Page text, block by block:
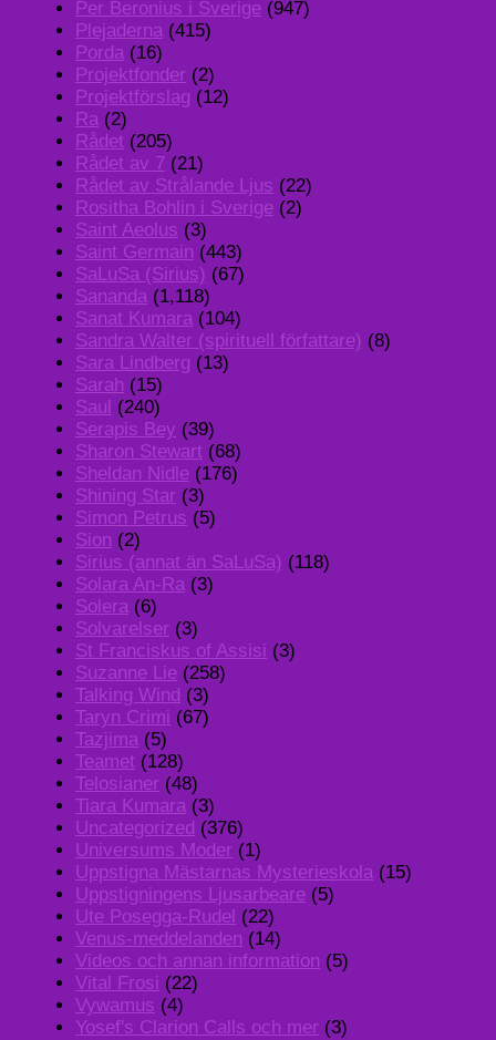
Per Beronius i Sverige (947)
Plejaderna (415)
Porda (16)
Projektfonder (2)
Projektförslag (12)
Ra (2)
Rådet (205)
Rådet av 7 (21)
Rådet av Strålande Ljus (22)
Rositha Bohlin i Sverige (2)
Saint Aeolus (3)
Saint Germain (443)
SaLuSa (Sirius) (67)
Sananda (1,118)
Sanat Kumara (104)
Sandra Walter (spirituell författare) (8)
Sara Lindberg (13)
Sarah (15)
Saul (240)
Serapis Bey (39)
Sharon Stewart (68)
Sheldan Nidle (176)
Shining Star (3)
Simon Petrus (5)
Sion (2)
Sirius (annat än SaLuSa) (118)
Solara An-Ra (3)
Solera (6)
Solvarelser (3)
St Franciskus of Assisi (3)
Suzanne Lie (258)
Talking Wind (3)
Taryn Crimi (67)
Tazjima (5)
Teamet (128)
Telosianer (48)
Tiara Kumara (3)
Uncategorized (376)
Universums Moder (1)
Uppstigna Mästarnas Mysterieskola (15)
Uppstigningens Ljusarbeare (5)
Ute Posegga-Rudel (22)
Venus-meddelanden (14)
Videos och annan information (5)
Vital Frosi (22)
Vywamus (4)
Yosef's Clarion Calls och mer (3)